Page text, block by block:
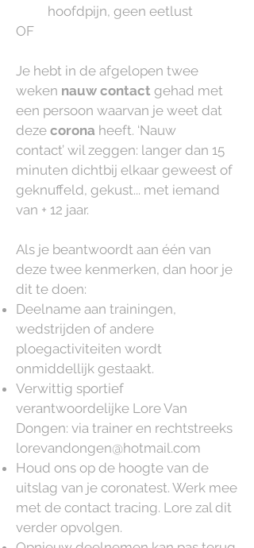
hoofdpijn, geen eetlust
OF
Je hebt in de afgelopen twee
weken nauw contact gehad met
een persoon waarvan je weet dat
deze corona heeft. ‘Nauw
contact’ wil zeggen: langer dan 15
minuten dichtbij elkaar geweest of
geknuffeld, gekust... met iemand
van + 12 jaar.​
Als je beantwoordt aan één van
deze twee kenmerken, dan hoor je
dit te doen:
Deelname aan trainingen,
wedstrijden of andere
ploegactiviteiten wordt
onmiddellijk gestaakt.
Verwittig sportief
verantwoordelijke Lore Van
Dongen: via trainer en rechtstreeks
lorevandongen@hotmail.com
Houd ons op de hoogte van de
uitslag van je coronatest. Werk mee
met de contact tracing. Lore zal dit
verder opvolgen.